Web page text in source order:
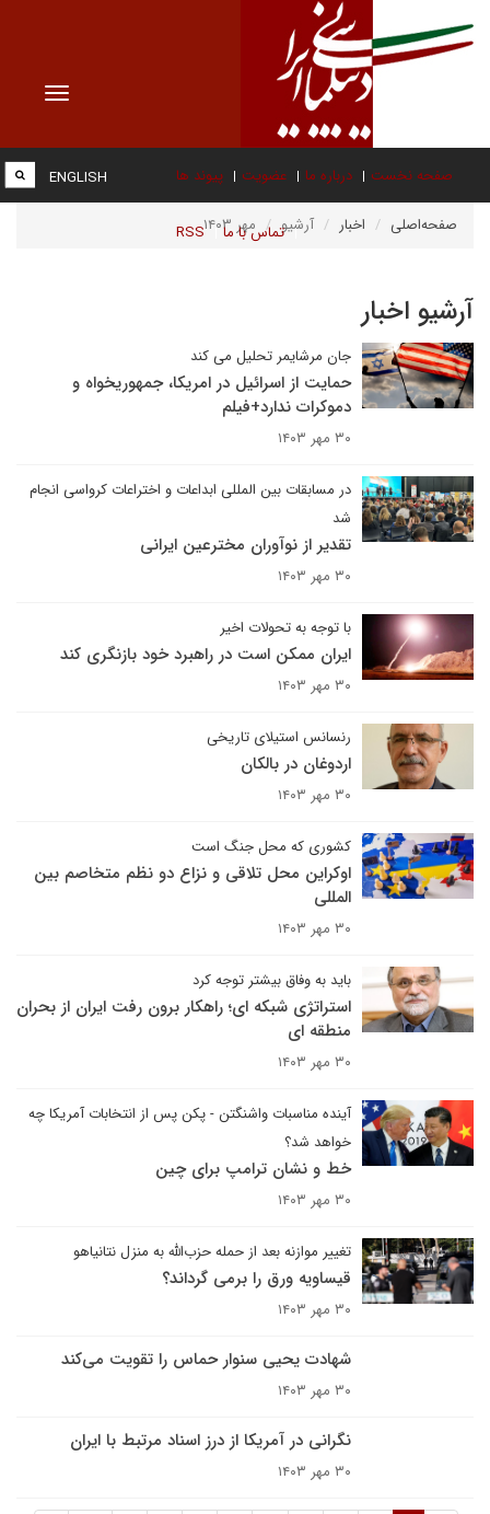
Toggle
صفحه نخست درباره ما عضویت پیوند ها
تماس با ما RSS
ENGLISH
صفحه‌اصلی اخبار آرشیو مهر ۱۴۰۳
آرشیو اخبار
جان مرشایمر تحلیل می کند
حمایت از اسرائیل در امریکا، جمهوریخواه و
دموکرات ندارد+فیلم
۳۰ مهر ۱۴۰۳
در مسابقات بین المللی ابداعات و اختراعات کرواسی انجام
شد
تقدیر از نوآوران مخترعین ایرانی
۳۰ مهر ۱۴۰۳
با توجه به تحولات اخیر
ایران ممکن است در راهبرد خود بازنگری کند
۳۰ مهر ۱۴۰۳
رنسانس استیلای تاریخی
اردوغان در بالکان
۳۰ مهر ۱۴۰۳
کشوری که محل جنگ است
اوکراین محل تلاقی و نزاع دو نظم متخاصم بین
المللی
۳۰ مهر ۱۴۰۳
باید به وفاق بیشتر توجه کرد
استراتژی شبکه ای؛ راهکار برون رفت ایران از بحران
منطقه ای
۳۰ مهر ۱۴۰۳
آینده مناسبات واشنگتن - پکن پس از انتخابات آمریکا چه
خواهد شد؟
خط و نشان ترامپ برای چین
۳۰ مهر ۱۴۰۳
تغییر موازنه بعد از حمله حزب‌الله به منزل نتانیاهو
قیساویه ورق را برمی گرداند؟
۳۰ مهر ۱۴۰۳
شهادت یحیی سنوار حماس را تقویت می‌کند
۳۰ مهر ۱۴۰۳
نگرانی در آمریکا از درز اسناد مرتبط با ایران
۳۰ مهر ۱۴۰۳